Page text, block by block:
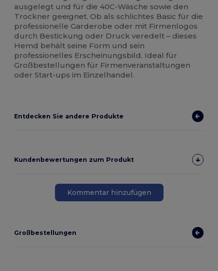
ausgelegt und für die 40C-Wäsche sowie den
Trockner geeignet. Ob als schlichtes Basic für die
professionelle Garderobe oder mit Firmenlogos
durch Bestickung oder Druck veredelt – dieses
Hemd behält seine Form und sein
professionelles Erscheinungsbild. Ideal für
Großbestellungen für Firmenveranstaltungen
oder Start-ups im Einzelhandel.
Entdecken Sie andere Produkte
Kundenbewertungen zum Produkt
Kommentar hinzufügen
Großbestellungen